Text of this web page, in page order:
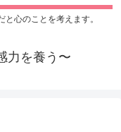
心のことを考えます。
力を養う〜